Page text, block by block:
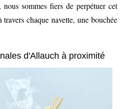
sommes fiers de perpétuer cet
chaque navette, une bouchée
d'Allauch à proximité